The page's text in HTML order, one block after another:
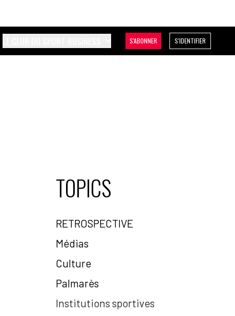
S'ABONNER S'IDENTIFIER
TOPICS
RETROSPECTIVE
Médias
Culture
Palmarès
Institutions sportives